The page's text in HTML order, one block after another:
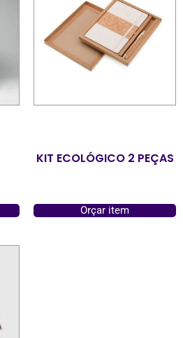
KIT ECOLÓGICO 2 PEÇAS
Orçar item